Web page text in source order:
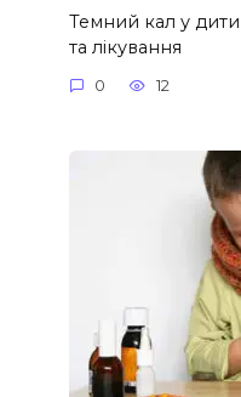
Темний кал у
та лікування
0 12